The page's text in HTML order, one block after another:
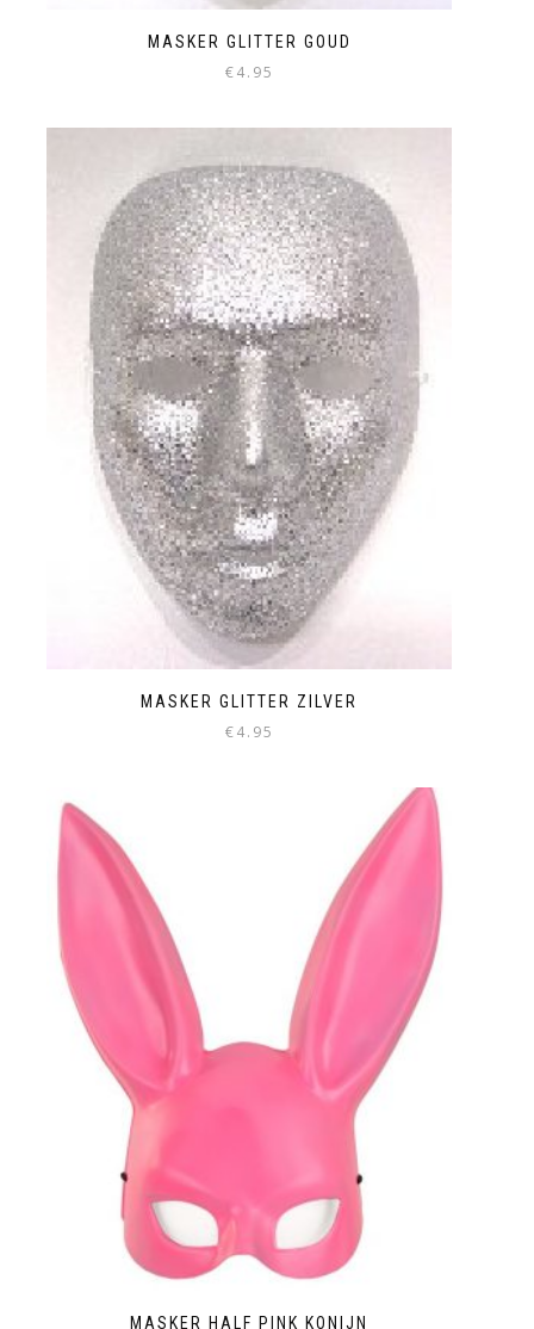
MASKER GLITTER GOUD
€4.95
MASKER GLITTER ZILVER
€4.95
MASKER HALF PINK KONIJN